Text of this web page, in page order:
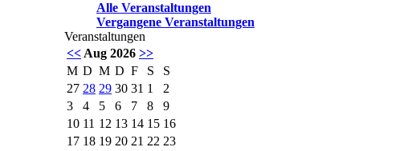
Alle Veranstaltungen
Vergangene Veranstaltungen
Veranstaltungen
<< Aug 2026 >>
M D M D F S
S
27 28 29 30 31 1
2
3
4 5 6 7 8
9
10 11 12 13 14 15 16
17 18 19 20 21 22 23